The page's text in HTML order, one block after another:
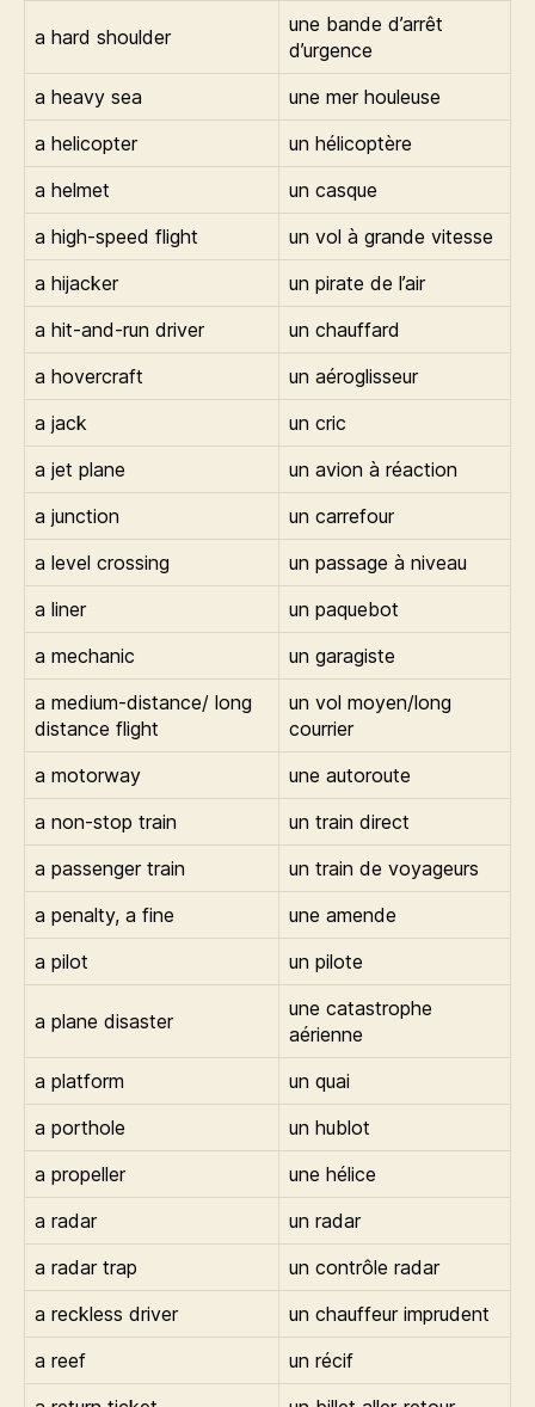
a hard shoulder
une bande d’arrêt
d’urgence
a heavy sea
une mer houleuse
a helicopter
un hélicoptère
a helmet
un casque
a high-speed flight
un vol à grande vitesse
a hijacker
un pirate de l’air
a hit-and-run driver
un chauffard
a hovercraft
un aéroglisseur
a jack
un cric
a jet plane
un avion à réaction
a junction
un carrefour
a level crossing
un passage à niveau
a liner
un paquebot
a mechanic
un garagiste
a medium-distance/ long
distance flight
un vol moyen/long
courrier
a motorway
une autoroute
a non-stop train
un train direct
a passenger train
un train de voyageurs
a penalty, a fine
une amende
a pilot
un pilote
a plane disaster
une catastrophe
aérienne
a platform
un quai
a porthole
un hublot
a propeller
une hélice
a radar
un radar
a radar trap
un contrôle radar
a reckless driver
un chauffeur imprudent
a reef
un récif